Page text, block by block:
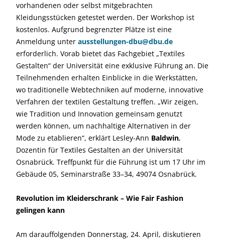
vorhandenen oder selbst mitgebrachten
Kleidungsstücken getestet werden. Der Workshop ist
kostenlos. Aufgrund begrenzter Plätze ist eine
Anmeldung unter ausstellungen-dbu@dbu.de
erforderlich. Vorab bietet das Fachgebiet „Textiles
Gestalten“ der Universität eine exklusive Führung an. Die
Teilnehmenden erhalten Einblicke in die Werkstätten,
wo traditionelle Webtechniken auf moderne, innovative
Verfahren der textilen Gestaltung treffen. „Wir zeigen,
wie Tradition und Innovation gemeinsam genutzt
werden können, um nachhaltige Alternativen in der
Mode zu etablieren“, erklärt Lesley-Ann Baldwin,
Dozentin für Textiles Gestalten an der Universität
Osnabrück. Treffpunkt für die Führung ist um 17 Uhr im
Gebäude 05, Seminarstraße 33–34, 49074 Osnabrück.
Revolution im Kleiderschrank – Wie Fair Fashion
gelingen kann
Am darauffolgenden Donnerstag, 24. April, diskutieren